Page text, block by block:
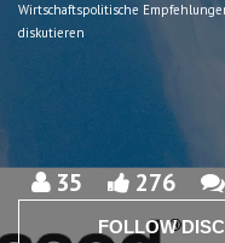
Wirtschaftspolitische
diskutieren
35 276
FOLLOW